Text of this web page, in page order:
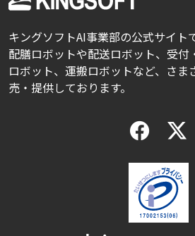
キングソフトAI事業部の公式サイト
配膳ロボットや配送ロボット、受付
ロボット、運搬ロボットなど、さま
売・提供しております。